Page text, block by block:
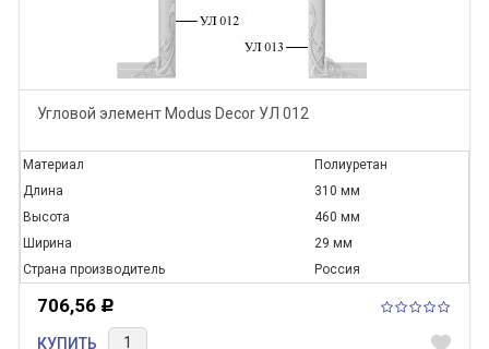
Угловой элемент Modus Decor УЛ 012
Материал
Полиуретан
Длина
310 мм
Высота
460 мм
Ширина
29 мм
Страна производитель
Россия
706,56 Р
КУПИТЬ favorite